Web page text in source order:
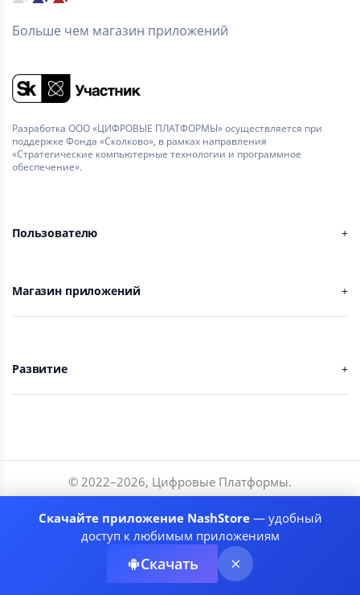
Больше чем магазин приложений
Разработка ООО «ЦИФРОВЫЕ ПЛАТФОРМЫ» осуществляется при
поддержке Фонда «Сколково», в рамках направления
«Стратегические компьютерные технологии и программное
обеспечение».
Пользователю
Магазин приложений
Развитие
© 2022–2026, Цифровые Платформы.
Разработчики
Соглашение
Рекомендательные системы
Скачайте приложение NashStore— удобный
доступ к любимым приложениям
Скачать